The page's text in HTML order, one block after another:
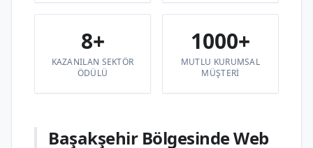
8+
KAZANILAN SEKTÖR
ÖDÜLÜ
1000+
MUTLU KURUMSAL
MÜŞTERI
Başakşehir Bölgesinde Web